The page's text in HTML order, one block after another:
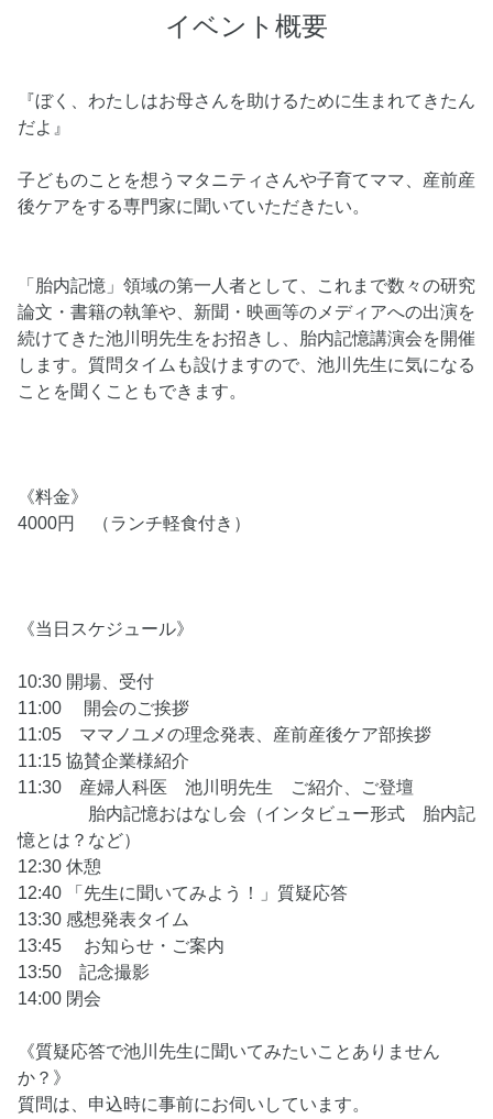
イベント概要
『ぼく、わたしはお母さんを助けるために生まれてきたん
だよ』
子どものことを想うマタニティさんや子育てママ、産前産
後ケアをする専門家に聞いていただきたい。
「胎内記憶」領域の第一人者として、これまで数々の研究
論文・書籍の執筆や、新聞・映画等のメディアへの出演を
続けてきた池川明先生をお招きし、胎内記憶講演会を開催
します。質問タイムも設けますので、池川先生に気になる
ことを聞くこともできます。
《料金》
4000円 （ランチ軽食付き）
《当日スケジュール》
10:30 開場、受付
11:00 開会のご挨拶
11:05 ママノユメの理念発表、産前産後ケア部挨拶
11:15 協賛企業様紹介
11:30 産婦人科医 池川明先生 ご紹介、ご登壇
胎内記憶おはなし会（インタビュー形式 胎内記
憶とは？など）
12:30 休憩
12:40 「先生に聞いてみよう！」質疑応答
13:30 感想発表タイム
13:45 お知らせ・ご案内
13:50 記念撮影
14:00 閉会
《質疑応答で池川先生に聞いてみたいことありません
か？》
質問は、申込時に事前にお伺いしています。